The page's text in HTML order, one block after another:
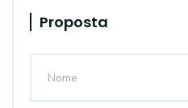
Proposta